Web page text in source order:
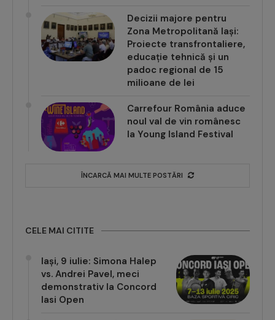
Decizii majore pentru
Zona Metropolitană Iași:
Proiecte transfrontaliere,
educație tehnică și un
padoc regional de 15
milioane de lei
Carrefour România aduce
noul val de vin românesc
la Young Island Festival
ÎNCARCĂ MAI MULTE POSTĂRI
CELE MAI CITITE
Iași, 9 iulie: Simona Halep
vs. Andrei Pavel, meci
demonstrativ la Concord
Iasi Open